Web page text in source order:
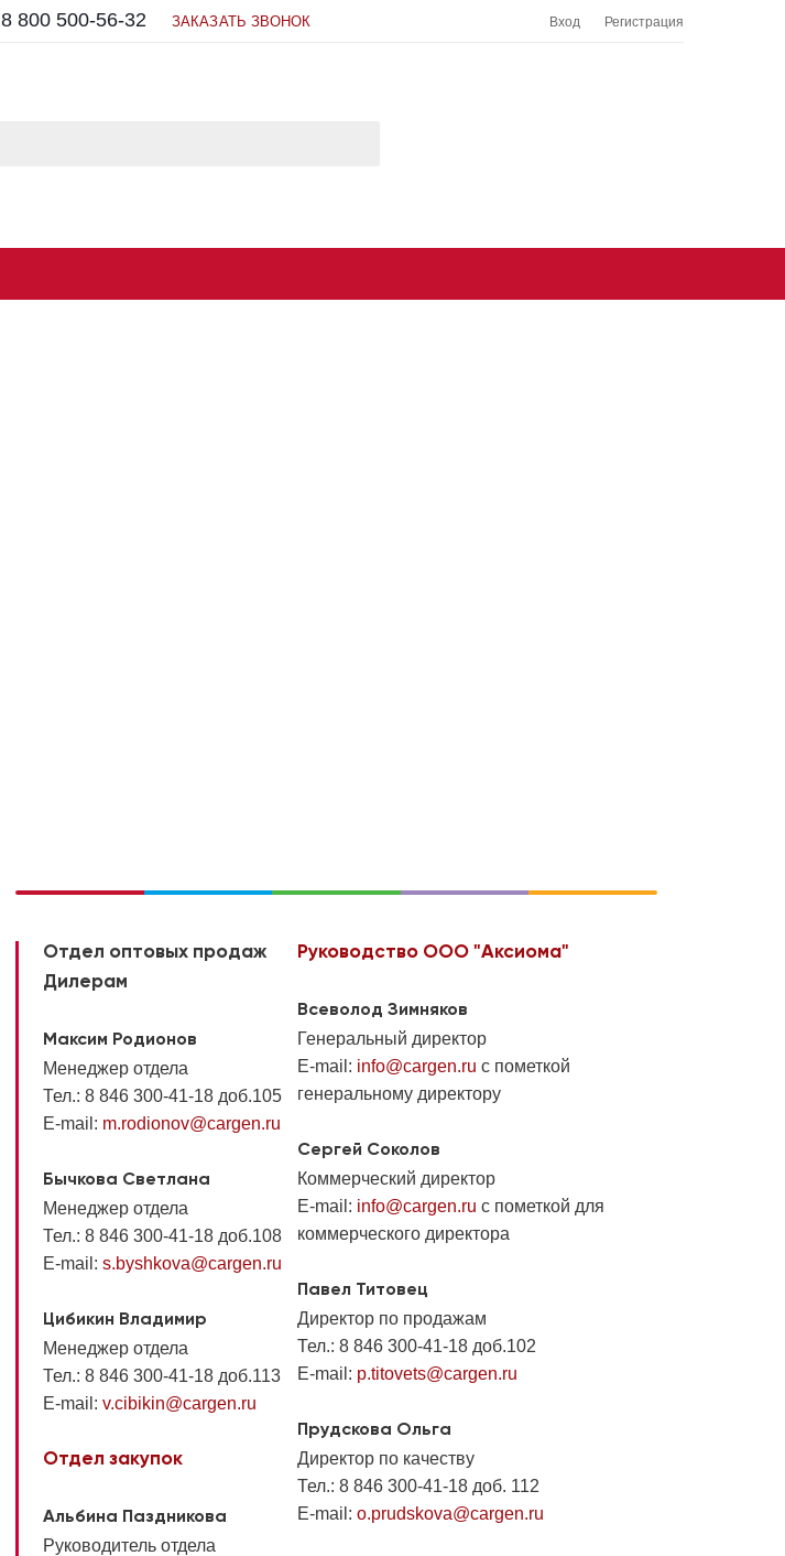
8 800 500-56-32 ЗАКАЗАТЬ ЗВОНОК Вход Регистрация
Отдел оптовых продаж
Дилерам
Максим Родионов
Менеджер отдела
Тел.: 8 846 300-41-18 доб.105
E-mail: m.rodionov@cargen.ru
Бычкова Светлана
Менеджер отдела
Тел.: 8 846 300-41-18 доб.108
E-mail: s.byshkova@cargen.ru
Цибикин Владимир
Менеджер отдела
Тел.: 8 846 300-41-18 доб.113
E-mail: v.cibikin@cargen.ru
Отдел закупок
Альбина Паздникова
Руководитель отдела
Руководство ООО "Аксиома"
Всеволод Зимняков
Генеральный директор
E-mail: info@cargen.ru с пометкой
генеральному директору
Сергей Соколов
Коммерческий директор
E-mail: info@cargen.ru с пометкой для
коммерческого директора
Павел Титовец
Директор по продажам
Тел.: 8 846 300-41-18 доб.102
E-mail: p.titovets@cargen.ru
Прудскова Ольга
Директор по качеству
Тел.: 8 846 300-41-18 доб. 112
E-mail: o.prudskova@cargen.ru